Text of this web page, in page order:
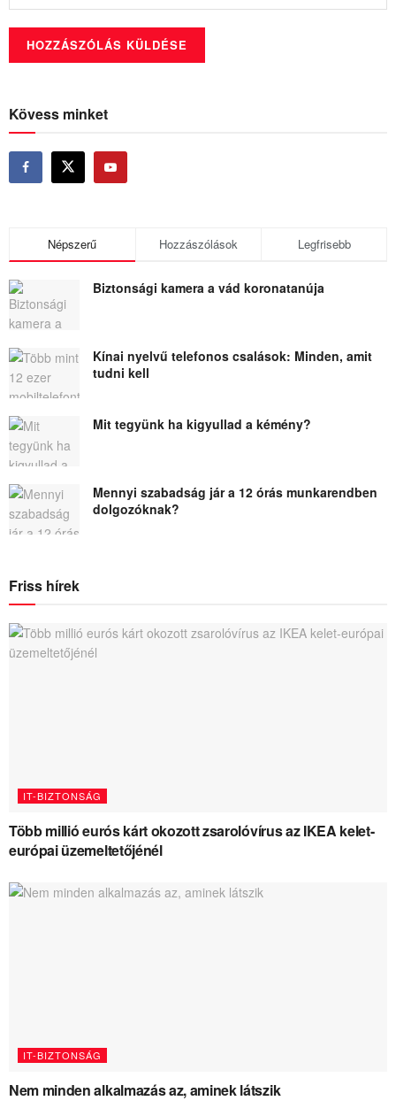
Kövess minket
Népszerű Hozzászólások Legfrisebb
Biztonsági kamera a vád koronatanúja
Kínai nyelvű telefonos csalások: Minden, amit
tudni kell
Mit tegyünk ha kigyullad a kémény?
Mennyi szabadság jár a 12 órás munkarendben
dolgozóknak?
Friss hírek
IT-BIZTONSÁG
Több millió eurós kárt okozott zsarolóvírus az IKEA kelet-
európai üzemeltetőjénél
IT-BIZTONSÁG
Nem minden alkalmazás az, aminek látszik